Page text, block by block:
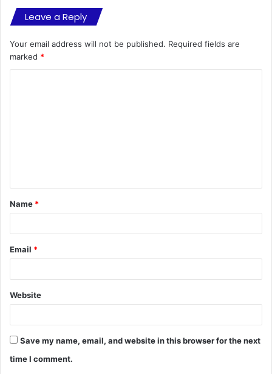
Leave a Reply
Your email address will not be published. Required fields are
marked *
t
*
Name *
Email *
Website
Save my name, email, and website in this browser for the next
time I comment.